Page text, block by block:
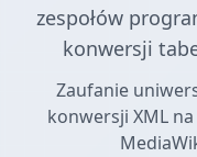
zespołów
konwersji
Zaufanie
konwersji XML